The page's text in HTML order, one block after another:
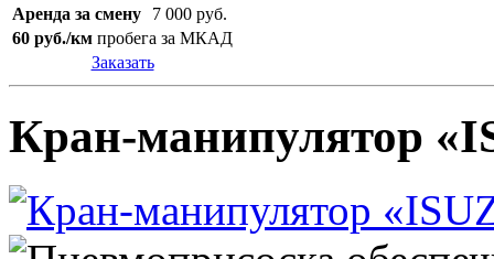
Аренда за смену
7 000 руб.
60 руб./км пробега за МКАД
Заказать
Кран-манипулятор